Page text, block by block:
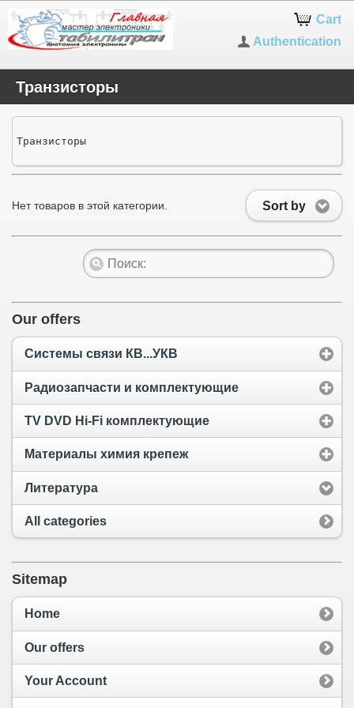
Cart
Authentication
Транзисторы
Транзисторы
Sort by
Нет товаров в этой категории.
Our offers
Системы связи КВ...УКВ
Радиозапчасти и комплектующие
TV DVD Hi-Fi комплектующие
Материалы химия крепеж
Литература
All categories
Sitemap
Home
Our offers
Your Account